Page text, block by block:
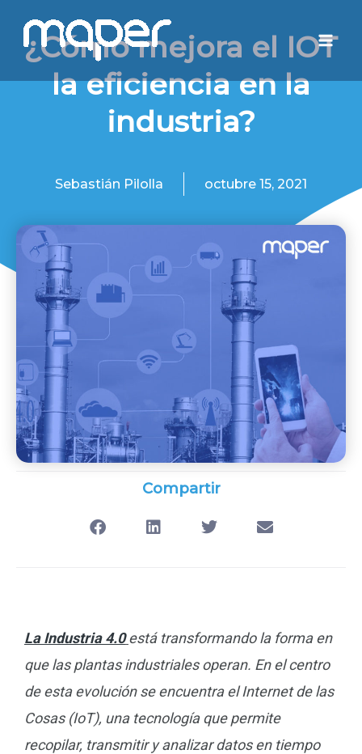
contenido
¿Cómo mejora el IOT
la eficiencia en la
industria?
Sebastián Pilolla octubre 15, 2021
Compartir
La Industria 4.0 está transformando la forma en
que las plantas industriales operan. En el centro
de esta evolución se encuentra el Internet de las
Cosas (IoT), una tecnología que permite
recopilar, transmitir y analizar datos en tiempo